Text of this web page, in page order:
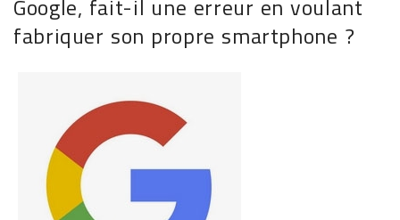
Google, fait-il une erreur en voulant
fabriquer son propre smartphone ?